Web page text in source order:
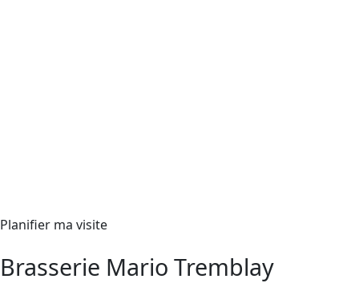
Planifier ma visite
Brasserie Mario Tremblay